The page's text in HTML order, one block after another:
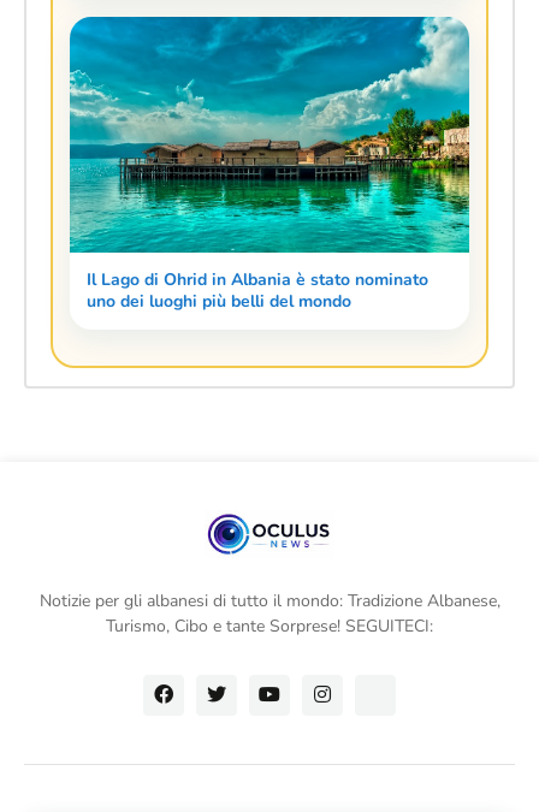
Il Lago di Ohrid in Albania è stato nominato
uno dei luoghi più belli del mondo
Notizie per gli albanesi di tutto il mondo: Tradizione Albanese,
Turismo, Cibo e tante Sorprese! SEGUITECI: